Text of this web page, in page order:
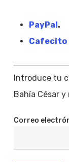
PayPal.
Cafecito
Introduce tu
Bahía César
Correo